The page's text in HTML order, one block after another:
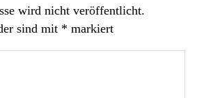
wird nicht veröffentlicht.
sind mit * markiert